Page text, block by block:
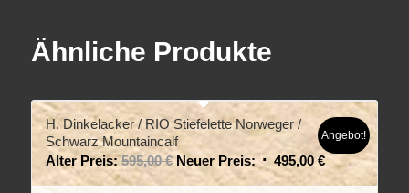
Ähnliche Produkte
H. Dinkelacker / RIO Stiefelette Norweger /
Schwarz Mountaincalf
Alter Preis: 595,00€ Neuer Preis: 495,00 €
Angebot!